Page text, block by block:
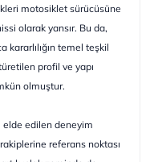
motosiklet sürücüsüne
olarak yansır. Bu da,
kararlılığın temel teşkil
profil ve yapı
olmuştur.
edilen deneyim
referans noktası